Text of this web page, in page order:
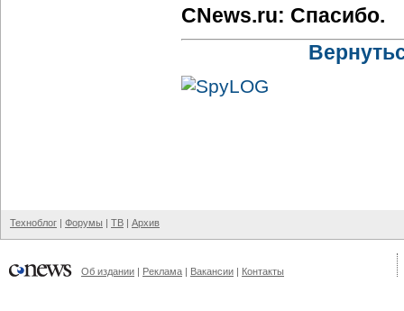
CNews.ru: Спасибо.
Техноблог | Форумы | ТВ | Архив
Об издании | Реклама | Вакансии | Контакты